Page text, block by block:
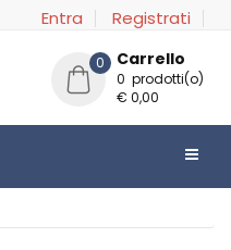
Entra Registrati
0 Carrello
0 prodotti(o)
€ 0,00